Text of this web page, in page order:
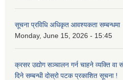
सूचना प्रविधि अधिकृत आवश्यकता सम्बन्धमा
Monday, June 15, 2026 - 15:45
क्रसर उद्योग सञ्चालन गर्न चाहने व्यक्ति वा
दिने सम्बन्धी दोस्रो पटक प्रकाशित सूचना !